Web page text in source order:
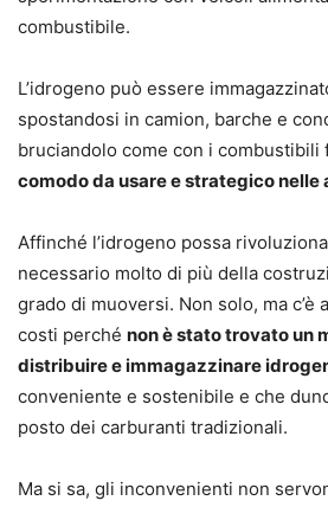
combustibile.
L’idrogeno può essere
spostandosi in camion, barche e
bruciandolo come con i combustibili
comodo da usare e strategico nelle
Affinché l’idrogeno possa
necessario molto di più della
grado di muoversi. Non solo, ma c’è
costi perché non è stato trovato un
distribuire e immagazzinare
conveniente e sostenibile e che
posto dei carburanti tradizionali.
Ma si sa, gli inconvenienti non